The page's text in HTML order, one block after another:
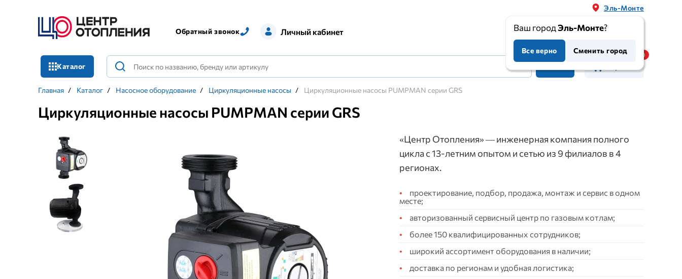
Эль-Монте
Ваш городЭль-Монте?
Все верно Сменить город
Обратный звонок Личный кабинет
Каталог
Главная / Каталог / Насосное оборудование / Циркуляционные насосы / Циркуляционные насосы PUMPMAN серии GRS
Циркуляционные насосы PUMPMAN серии GRS
«Центр Отопления» — инженерная компания полного
цикла с 13-летним опытом и сетью из 9 филиалов в 4
регионах.
проектирование, подбор, продажа, монтаж и сервис в одном
месте;
авторизованный сервисный центр по газовым котлам;
более 150 квалифицированных сотрудников;
широкий ассортимент оборудования в наличии;
доставка по регионам и удобная логистика;